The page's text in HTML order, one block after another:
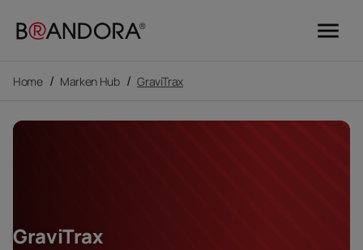
menu
Home / Marken Hub / GraviTrax
GraviTrax